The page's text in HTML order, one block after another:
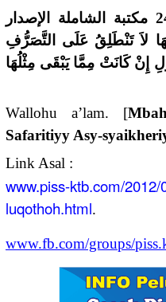
الاستذكار الجزء 7 صحـ : 245 مكتبة الشاملة الإصدار
لَهَا لاَ تَنْطَلِقُ عَلَى التَّصَرُّفِ
إِنْ كَانَتْ مِمَّا يَبْقَى مِثْلُهَا
Wallohu a’lam. [
Safaritiyy Asy-
Link Asal :
www.piss-ktb.com/
luqothoh.html.
www.fb.com/groups/